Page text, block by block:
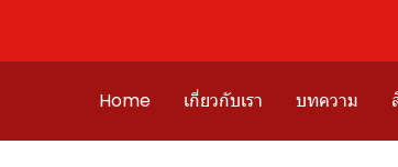
Home เกี่ยวกับเรา บทความ